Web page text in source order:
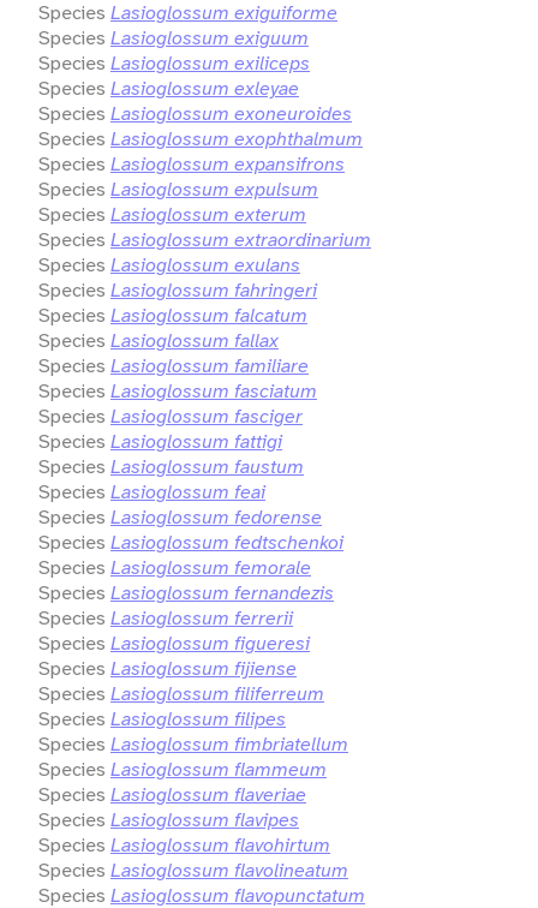
Species Lasioglossum exiguiforme
Species Lasioglossum exiguum
Species Lasioglossum exiliceps
Species Lasioglossum exleyae
Species Lasioglossum exoneuroides
Species Lasioglossum exophthalmum
Species Lasioglossum expansifrons
Species Lasioglossum expulsum
Species Lasioglossum exterum
Species Lasioglossum extraordinarium
Species Lasioglossum exulans
Species Lasioglossum fahringeri
Species Lasioglossum falcatum
Species Lasioglossum fallax
Species Lasioglossum familiare
Species Lasioglossum fasciatum
Species Lasioglossum fasciger
Species Lasioglossum fattigi
Species Lasioglossum faustum
Species Lasioglossum feai
Species Lasioglossum fedorense
Species Lasioglossum fedtschenkoi
Species Lasioglossum femorale
Species Lasioglossum fernandezis
Species Lasioglossum ferrerii
Species Lasioglossum figueresi
Species Lasioglossum fijiense
Species Lasioglossum filiferreum
Species Lasioglossum filipes
Species Lasioglossum fimbriatellum
Species Lasioglossum flammeum
Species Lasioglossum flaveriae
Species Lasioglossum flavipes
Species Lasioglossum flavohirtum
Species Lasioglossum flavolineatum
Species Lasioglossum flavopunctatum